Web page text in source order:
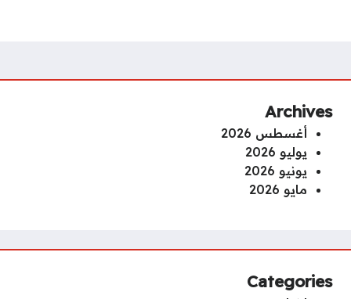
Archives
أغسطس 2026
يوليو 2026
يونيو 2026
مايو 2026
Categories